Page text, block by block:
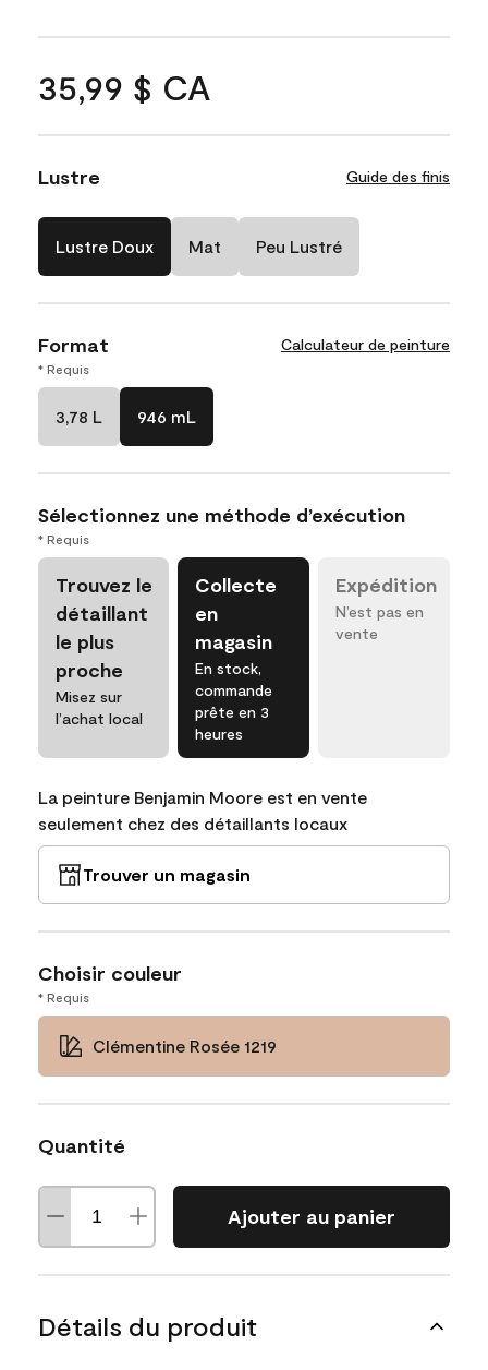
35,99 $ CA
Lustre Guide des finis
Lustre Doux Mat Peu Lustré
Format Calculateur de peinture
* Requis
3,78 L 946 mL
Sélectionnez une méthode d’exécution
* Requis
Trouvez le
détaillant
le plus
proche
Misez sur
l’achat local
Collecte
en
magasin
En stock,
commande
prête en 3
heures
Expédition
N’est pas en
vente
La peinture Benjamin Moore est en vente
seulement chez des détaillants locaux
Trouver un magasin
Choisir couleur
* Requis
Clémentine Rosée 1219
Quantité
Ajouter au panier
Détails du produit